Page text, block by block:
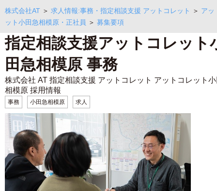
株式会社AT ＞ 求人情報:事務・指定相談支援 アットコレット ＞ アッ
ット小田急相模原・正社員 ＞ 募集要項
指定相談支援アットコレット
田急相模原 事務
株式会社 AT 指定相談支援 アットコレット アットコレット
相模原 採用情報
事務 小田急相模原 求人